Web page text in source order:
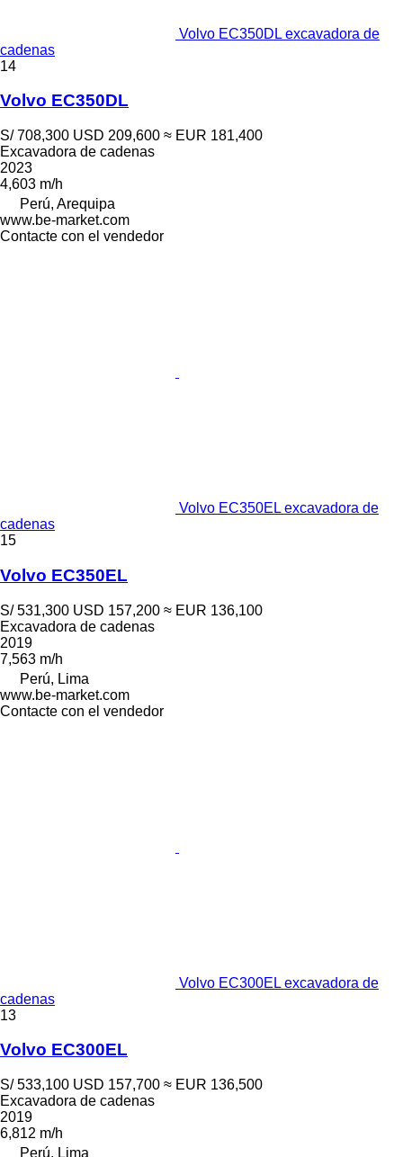
Volvo EC350DL excavadora de
cadenas
14
Volvo EC350DL
S/ 708,300 USD 209,600 ≈ EUR 181,400
Excavadora de cadenas
2023
4,603 m/h
Perú, Arequipa
www.be-market.com
Contacte con el vendedor
Volvo EC350EL excavadora de
cadenas
15
Volvo EC350EL
S/ 531,300 USD 157,200 ≈ EUR 136,100
Excavadora de cadenas
2019
7,563 m/h
Perú, Lima
www.be-market.com
Contacte con el vendedor
Volvo EC300EL excavadora de
cadenas
13
Volvo EC300EL
S/ 533,100 USD 157,700 ≈ EUR 136,500
Excavadora de cadenas
2019
6,812 m/h
Perú, Lima